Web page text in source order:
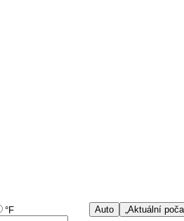
°F Auto „Aktuální